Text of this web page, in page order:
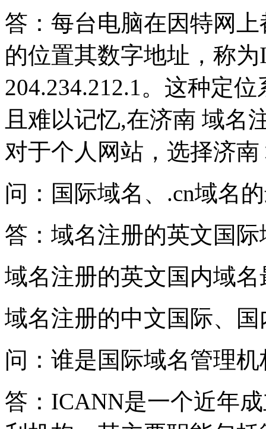
答：每台电脑在因特网
的位置其数字地址，称
204.234.212.1。这种定
且难以记忆,在济南 域名
对于个人网站，选择济
问：国际域名、.cn域名
答：域名注册的英文国
域名注册的英文国内域
域名注册的中文国际、
问：谁是国际域名管理机
答：ICANN是一个近年